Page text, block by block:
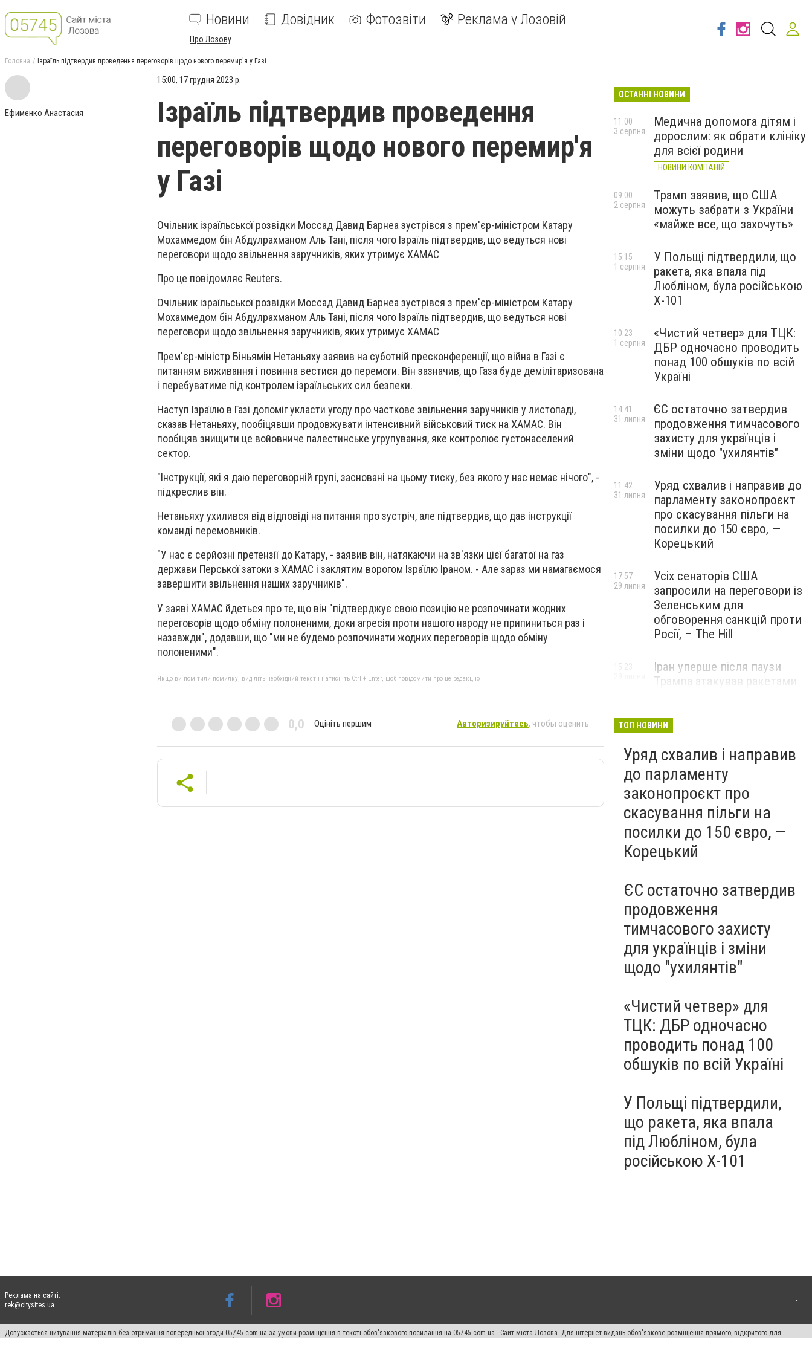
Новини Довідник Фотозвіти Реклама у Лозовій
Про Лозову
Головна Ізраїль підтвердив проведення переговорів щодо нового перемир'я у Газі
Ефименко Анастасия
15:00, 17 грудня 2023 р.
Ізраїль підтвердив проведення
переговорів щодо нового перемир'я
у Газі
Очільник ізраїльської розвідки Моссад Давид Барнеа зустрівся з прем'єр-міністром Катару
Мохаммедом бін Абдулрахманом Аль Тані, після чого Ізраїль підтвердив, що ведуться нові
переговори щодо звільнення заручників, яких утримує ХАМАС
Про це повідомляє Reuters.
Очільник ізраїльської розвідки Моссад Давид Барнеа зустрівся з прем'єр-міністром Катару
Мохаммедом бін Абдулрахманом Аль Тані, після чого Ізраїль підтвердив, що ведуться нові
переговори щодо звільнення заручників, яких утримує ХАМАС
Прем'єр-міністр Біньямін Нетаньяху заявив на суботній пресконференції, що війна в Газі є
питанням виживання і повинна вестися до перемоги. Він зазначив, що Газа буде демілітаризована
і перебуватиме під контролем ізраїльських сил безпеки.
Наступ Ізраїлю в Газі допоміг укласти угоду про часткове звільнення заручників у листопаді,
сказав Нетаньяху, пообіцявши продовжувати інтенсивний військовий тиск на ХАМАС. Він
пообіцяв знищити це войовниче палестинське угрупування, яке контролює густонаселений
сектор.
"Інструкції, які я даю переговорній групі, засновані на цьому тиску, без якого у нас немає нічого", -
підкреслив він.
Нетаньяху ухилився від відповіді на питання про зустріч, але підтвердив, що дав інструкції
команді перемовників.
"У нас є серйозні претензії до Катару, - заявив він, натякаючи на зв'язки цієї багатої на газ
держави Перської затоки з ХАМАС і заклятим ворогом Ізраїлю Іраном. - Але зараз ми намагаємося
завершити звільнення наших заручників".
У заяві ХАМАС йдеться про те, що він "підтверджує свою позицію не розпочинати жодних
переговорів щодо обміну полоненими, доки агресія проти нашого народу не припиниться раз і
назавжди", додавши, що "ми не будемо розпочинати жодних переговорів щодо обміну
полоненими".
Якщо ви помітили помилку, виділіть необхідний текст і натисніть Ctrl + Enter, щоб повідомити про це редакцію
0,0 Оцініть першим Авторизируйтесь, чтобы оценить
ОСТАННІ НОВИНИ
Медична допомога дітям і
дорослим: як обрати клініку
для всієї родини
НОВИНИ КОМПАНІЙ
11:00
3 серпня
Трамп заявив, що США
можуть забрати з України
«майже все, що захочуть»
09:00
2 серпня
У Польщі підтвердили, що
ракета, яка впала під
Любліном, була російською
Х-101
15:15
1 серпня
«Чистий четвер» для ТЦК:
ДБР одночасно проводить
понад 100 обшуків по всій
Україні
10:23
1 серпня
ЄС остаточно затвердив
продовження тимчасового
захисту для українців і
зміни щодо "ухилянтів"
14:41
31 липня
Уряд схвалив і направив до
парламенту законопроєкт
про скасування пільги на
посилки до 150 євро, —
Корецький
11:42
31 липня
Усіх сенаторів США
запросили на переговори із
Зеленським для
обговорення санкцій проти
Росії, – The Hill
17:57
29 липня
Іран уперше після паузи
Трампа атакував ракетами
15:23
ТОП НОВИНИ
Уряд схвалив і направив
до парламенту
законопроєкт про
скасування пільги на
посилки до 150 євро, —
Корецький
ЄС остаточно затвердив
продовження
тимчасового захисту
для українців і зміни
щодо "ухилянтів"
«Чистий четвер» для
ТЦК: ДБР одночасно
проводить понад 100
обшуків по всій Україні
У Польщі підтвердили,
що ракета, яка впала
під Любліном, була
російською Х-101
Реклама на сайті:
rek@citysites.ua
Допускається цитування матеріалів без отримання попередньої згоди 05745.com.ua за умови розміщення в тексті обов'язкового посилання на 05745.com.ua - Сайт міста Лозова. Для інтернет-видань обов'язкове розміщення прямого, відкритого для
пошукових систем гіперпосилання на цитовані статті не нижче другого абзацу в тексті або в якості джерела. Порушення виняткових прав переслідується Законом.